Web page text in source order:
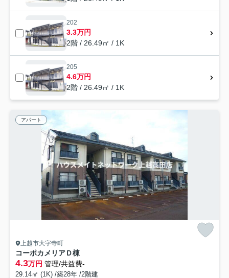
202
3.3万円
2階 / 26.49㎡ / 1K
205
4.6万円
2階 / 26.49㎡ / 1K
アパート
上越市大字寺町
コーポカメリアＤ棟
4.3万円 管理/共益費-
29.14㎡ (1K) /築28年 /2階建